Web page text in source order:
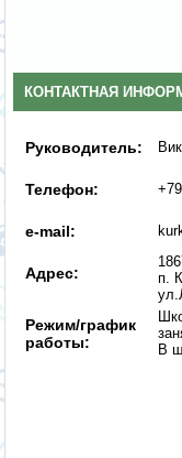
КОНТАКТНАЯ
Руководитель:
Телефон:
e-mail:
Адрес:
п.
Режим/график
работы:
В